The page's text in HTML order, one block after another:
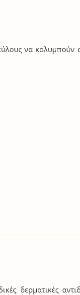
να κολυμπούν
δερματικές